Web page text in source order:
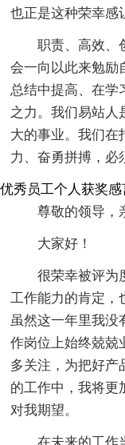
也正是这种荣幸感
职责、高效、
会一向以此来勉励
总结中提高、在学
之力。我们易站人
大的事业。我们在
力、奋勇拼搏，必
优秀员工个人获奖感
尊敬的领导，
大家好！
很荣幸被评为
工作能力的肯定，
虽然这一年里我没
作岗位上始终兢兢
多关注，为把好产
的工作中，我将更
对我期望。